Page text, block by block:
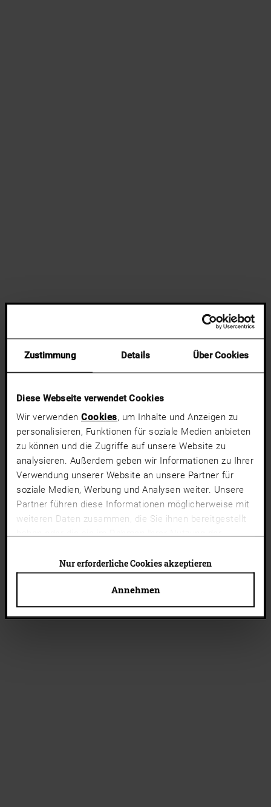
Zustimmung Details Über Cookies
Diese Webseite verwendet Cookies
Wir verwenden Cookies, um Inhalte und Anzeigen zu
personalisieren, Funktionen für soziale Medien anbieten
zu können und die Zugriffe auf unsere Website zu
analysieren. Außerdem geben wir Informationen zu Ihrer
Verwendung unserer Website an unsere Partner für
soziale Medien, Werbung und Analysen weiter. Unsere
Partner führen diese Informationen möglicherweise mit
weiteren Daten zusammen, die Sie ihnen bereitgestellt
haben oder die sie im Rahmen Ihrer Nutzung der
können auch abgelehnt werden. Du kannst deine
Cookie-Einstellungen jederzeit ändern.
Annehmen
Nur erforderliche Cookies akzeptieren